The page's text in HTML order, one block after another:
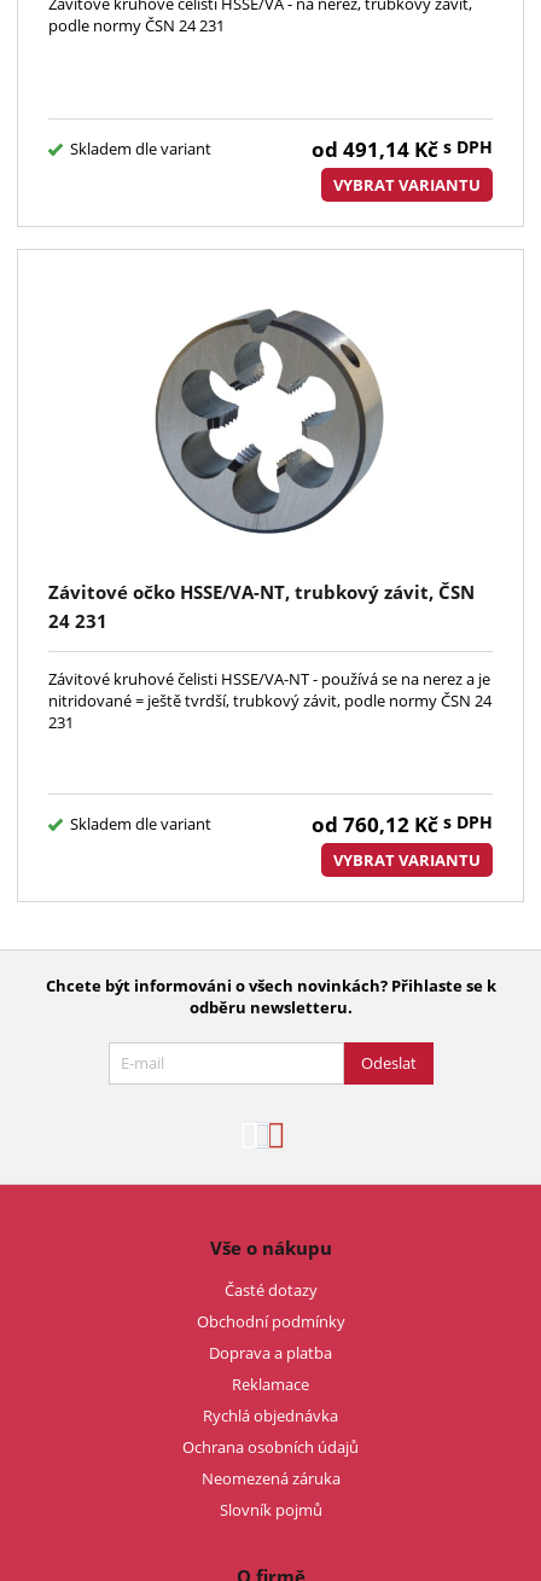
podle normy ČSN 24 231
Skladem dle variant od 491,14 Kč s DPH
VYBRAT VARIANTU
Závitové očko HSSE/VA-NT, trubkový závit, ČSN
24 231
Závitové kruhové čelisti HSSE/VA-NT - používá se na nerez a je
nitridované = ještě tvrdší, trubkový závit, podle normy ČSN 24
231
Skladem dle variant od 760,12 Kč s DPH
VYBRAT VARIANTU
Chcete být informováni o všech novinkách? Přihlaste se k
odběru newsletteru.
Odeslat
Vše o nákupu
Časté dotazy
Obchodní podmínky
Doprava a platba
Reklamace
Rychlá objednávka
Ochrana osobních údajů
Neomezená záruka
Slovník pojmů
O firmě